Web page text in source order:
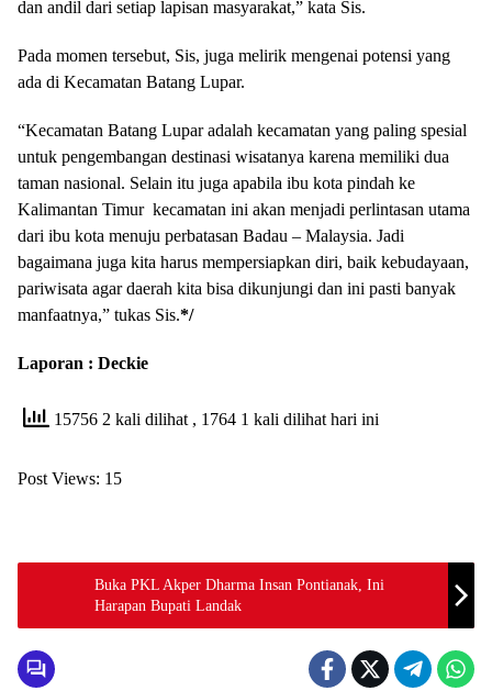
dan andil dari setiap lapisan masyarakat,” kata Sis.
Pada momen tersebut, Sis, juga melirik mengenai potensi yang
ada di Kecamatan Batang Lupar.
“Kecamatan Batang Lupar adalah kecamatan yang paling spesial
untuk pengembangan destinasi wisatanya karena memiliki dua
taman nasional. Selain itu juga apabila ibu kota pindah ke
Kalimantan Timur kecamatan ini akan menjadi perlintasan utama
dari ibu kota menuju perbatasan Badau – Malaysia. Jadi
bagaimana juga kita harus mempersiapkan diri, baik kebudayaan,
pariwisata agar daerah kita bisa dikunjungi dan ini pasti banyak
manfaatnya,” tukas Sis.*/
Laporan : Deckie
15756 2 kali dilihat , 1764 1 kali dilihat hari ini
Post Views: 15
Buka PKL Akper Dharma Insan Pontianak, Ini
Harapan Bupati Landak